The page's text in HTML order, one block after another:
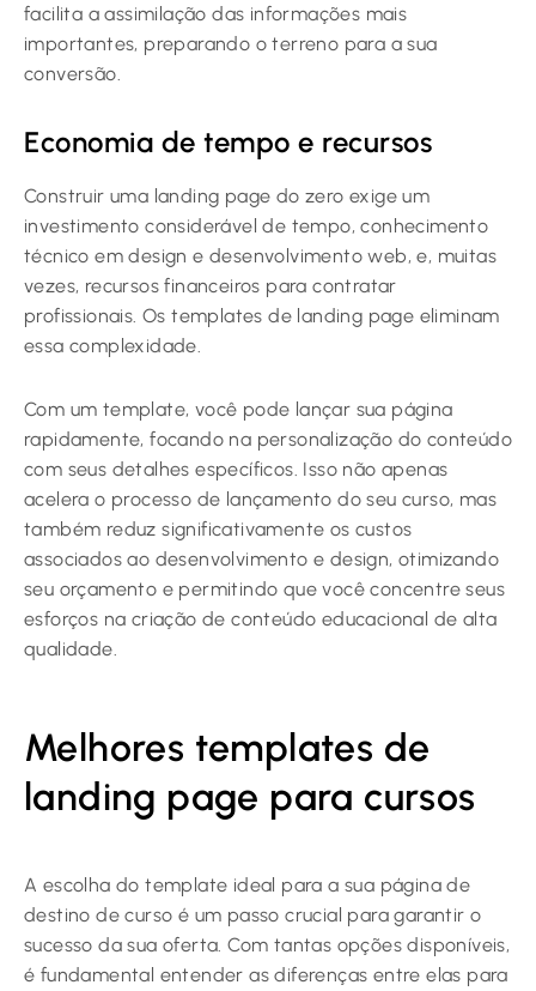
facilita a assimilação das informações mais
importantes, preparando o terreno para a sua
conversão.
Economia de tempo e recursos
Construir uma landing page do zero exige um
investimento considerável de tempo, conhecimento
técnico em design e desenvolvimento web, e, muitas
vezes, recursos financeiros para contratar
profissionais. Os templates de landing page eliminam
essa complexidade.
Com um template, você pode lançar sua página
rapidamente, focando na personalização do conteúdo
com seus detalhes específicos. Isso não apenas
acelera o processo de lançamento do seu curso, mas
também reduz significativamente os custos
associados ao desenvolvimento e design, otimizando
seu orçamento e permitindo que você concentre seus
esforços na criação de conteúdo educacional de alta
qualidade.
Melhores templates de
landing page para cursos
A escolha do template ideal para a sua página de
destino de curso é um passo crucial para garantir o
sucesso da sua oferta. Com tantas opções disponíveis,
é fundamental entender as diferenças entre elas para